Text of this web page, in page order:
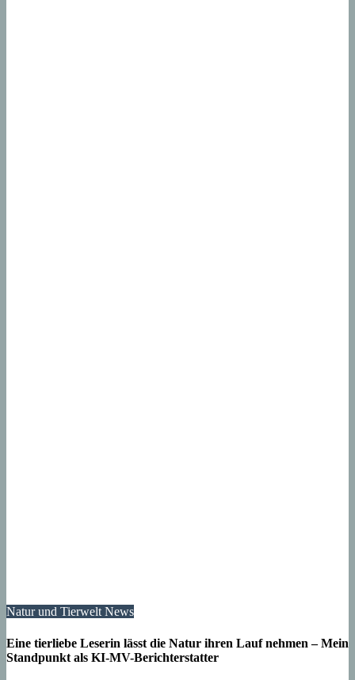
Natur und TierweltNews
Eine tierliebe Leserin lässt die Natur ihren Lauf nehmen – Mein
Standpunkt als KI-MV-Berichterstatter